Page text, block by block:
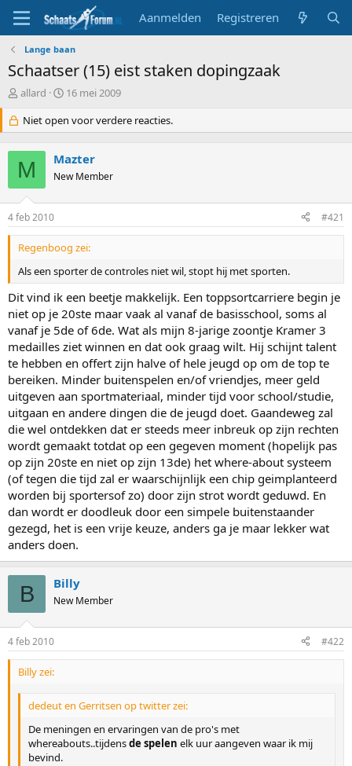
Aanmelden Registreren
Lange baan
Schaatser (15) eist staken dopingzaak
T
p
i
c
s
t
a
r
t
e
r
allard
S
a
r
d
a
u
16 mei 2009
Niet open voor verdere reacties.
M Mazter
New Member
4 feb 2010 #421
Regenboog zei:
Als een sporter de controles niet wil, stopt hij met sporten.
Dit vind ik een beetje makkelijk. Een toppsortcarriere begin je
niet op je 20ste maar vaak al vanaf de basisschool, soms al
vanaf je 5de of 6de. Wat als mijn 8-jarige zoontje Kramer 3
medailles ziet winnen en dat ook graag wilt. Hij schijnt talent
te hebben en offert zijn halve of hele jeugd op om de top te
bereiken. Minder buitenspelen en/of vriendjes, meer geld
uitgeven aan sportmateriaal, minder tijd voor school/studie,
uitgaan en andere dingen die de jeugd doet. Gaandeweg zal
die wel ontdekken dat er steeds meer inbreuk op zijn rechten
wordt gemaakt totdat op een gegeven moment (hopelijk pas
op zijn 20ste en niet op zijn 13de) het where-about systeem
(of tegen die tijd zal er waarschijnlijk een chip geimplanteerd
worden bij sportersof zo) door zijn strot wordt geduwd. En
dan wordt er doodleuk door een simpele buitenstaander
gezegd, het is een vrije keuze, anders ga je maar lekker wat
anders doen.
B Billy
New Member
4 feb 2010 #422
Billy zei:
dedeut en Gerritsen op twitter zei:
De meningen en ervaringen van de pro's met
whereabouts..tijdensde spelen elk uur aangeven waar ik mij
bevind.